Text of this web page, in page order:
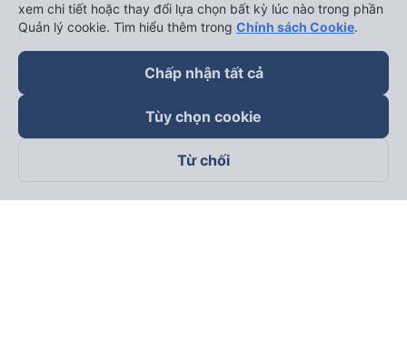
xem chi tiết hoặc thay đổi lựa chọn bất kỳ lúc nào trong phần
Quản lý cookie. Tìm hiểu thêm trong Chính sách Cookie.
Chấp nhận tất cả
Tùy chọn cookie
Từ chối